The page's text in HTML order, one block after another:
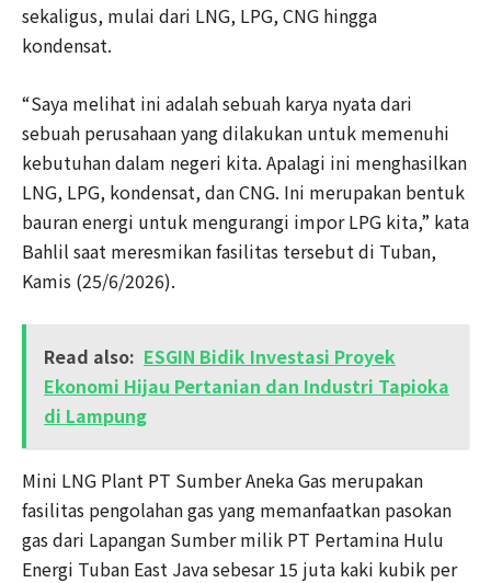
sekaligus, mulai dari LNG, LPG, CNG hingga
kondensat.
“Saya melihat ini adalah sebuah karya nyata dari
sebuah perusahaan yang dilakukan untuk memenuhi
kebutuhan dalam negeri kita. Apalagi ini menghasilkan
LNG, LPG, kondensat, dan CNG. Ini merupakan bentuk
bauran energi untuk mengurangi impor LPG kita,” kata
Bahlil saat meresmikan fasilitas tersebut di Tuban,
Kamis (25/6/2026).
Read also: ESGIN Bidik Investasi Proyek
Ekonomi Hijau Pertanian dan Industri Tapioka
di Lampung
Mini LNG Plant PT Sumber Aneka Gas merupakan
fasilitas pengolahan gas yang memanfaatkan pasokan
gas dari Lapangan Sumber milik PT Pertamina Hulu
Energi Tuban East Java sebesar 15 juta kaki kubik per